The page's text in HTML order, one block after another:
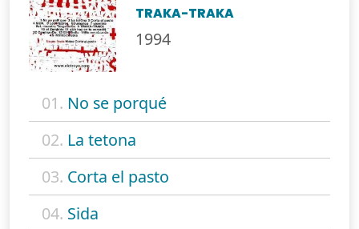
TRAKA-TRAKA
1994
01. No se porqué
02. La tetona
03. Corta el pasto
04. Sida